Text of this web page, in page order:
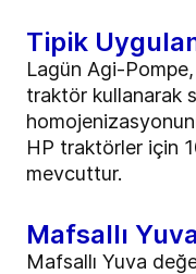
Tipik
Lagün Agi-
traktör kullanarak
HP traktörler için
mevcuttur.
Mafsallı
Mafsallı Yuva